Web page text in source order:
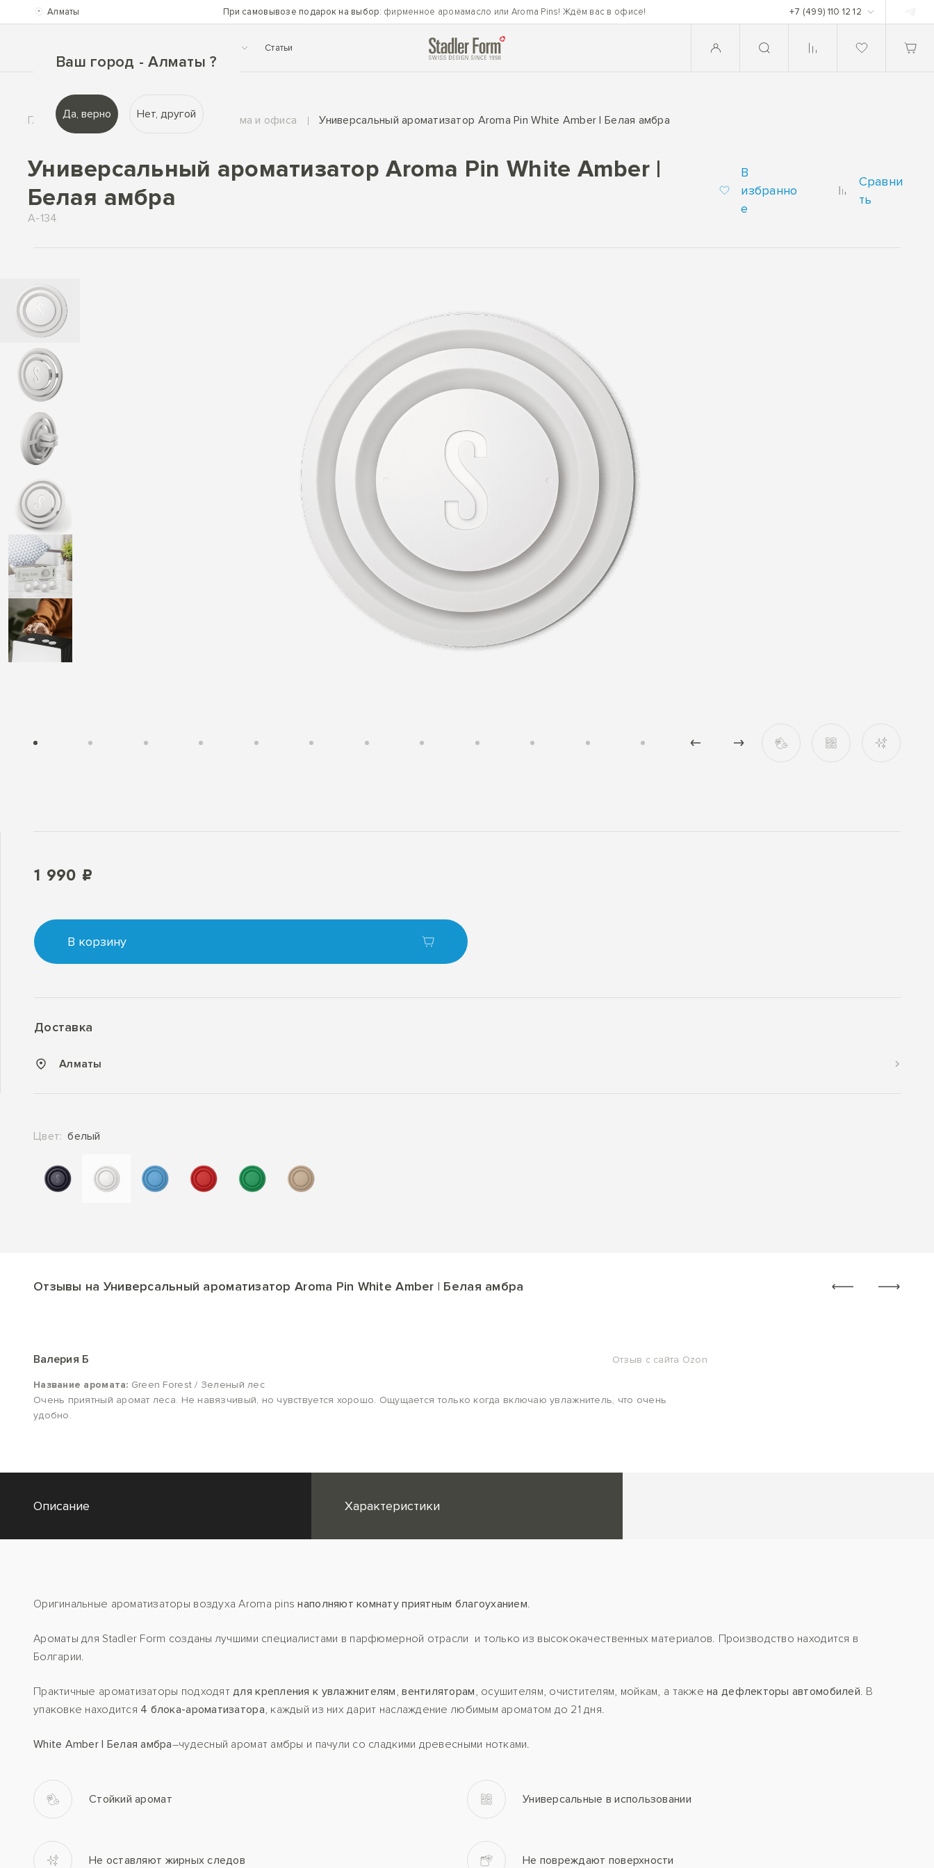
Алматы
Ваш город - Алматы ?
Да, верно Нет, другой
При самовывозе подарок на выбор: фирменное аромамасло или Aroma Pins! Ждём вас в офисе! +7 (499) 110 12 12
Статьи
Главная Каталог Ароматы для дома и офиса Универсальный ароматизатор Aroma Pin White Amber | Белая амбра
Универсальный ароматизатор Aroma Pin White Amber |
Белая амбра
A-134
В
избранно
е
Сравни
ть
Цвет: белый
1 990 ₽
В корзину
Доставка
Алматы
Описание Характеристики
Оригинальные ароматизаторы воздуха Aroma pinsнаполняют комнату приятным благоуханием.
Ароматы для Stadler Form созданы лучшими специалистами в парфюмерной отрасли и только из высококачественных материалов. Производство находится в
Болгарии.
Практичные ароматизаторы подходятдля крепления к увлажнителям,вентиляторам, осушителям, очистителям, мойкам, а такжена дефлекторы автомобилей. В
упаковке находится 4 блока-ароматизатора, каждый из них дарит наслаждение любимым ароматом до 21 дня.
White Amber | Белая амбра–чудесный аромат амбры и пачули со сладкими древесными нотками.
Стойкий аромат Универсальные в использовании
Не оставляют жирных следов Не повреждают поверхности
Отзывы на Универсальный ароматизатор Aroma Pin White Amber | Белая амбра
Валерия Б Отзыв с сайта Ozon
Название аромата: Green Forest / Зеленый лес
Очень приятный аромат леса. Не навязчивый, но чувствуется хорошо. Ощущается только когда включаю увлажнитель, что очень
удобно.